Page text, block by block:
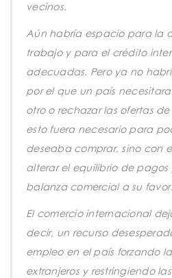
vecinos.
Aún habría espacio para la
trabajo y para el crédito
adecuadas. Pero ya no
por el que un país
otro o rechazar las ofertas
esto fuera necesario para
deseaba comprar, sino con
alterar el equilibrio de
balanza comercial a su favor.
El comercio internacional
decir, un recurso
empleo en el país forzando
extranjeros y restringiendo